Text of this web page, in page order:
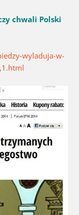
chwali Polski
wyladuja-w-